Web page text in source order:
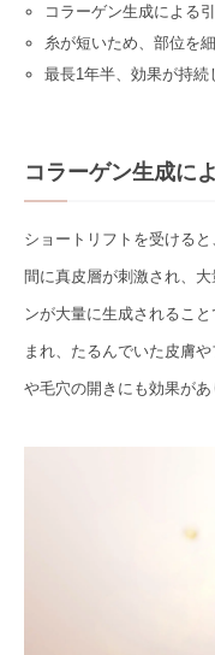
コラーゲン生成による
糸が短いため、部位を
最長1年半、効果が持続
コラーゲン生成に
ショートリフトを受ける
間に真皮層が刺激され、
ンが大量に生成されるこ
まれ、たるんでいた皮膚
や毛穴の開きにも効果があ